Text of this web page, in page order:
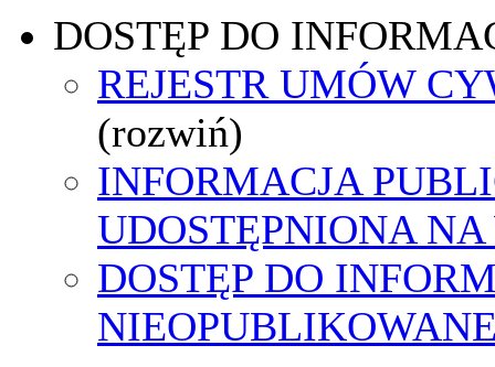
DOSTĘP DO
REJESTR UMÓW
(rozwiń)
INFORMACJA
UDOSTĘPNIONA
DOSTĘP DO